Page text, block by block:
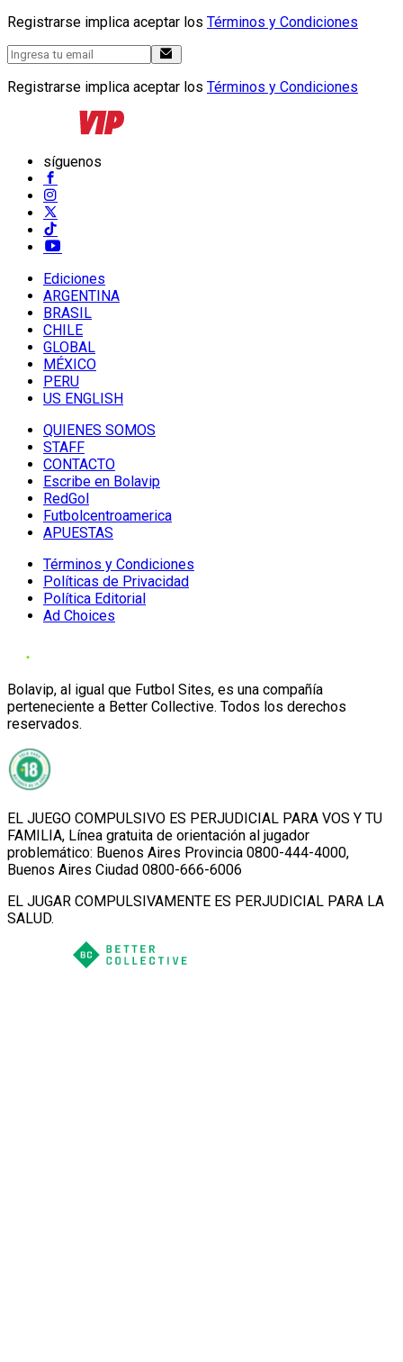
Registrarse implica aceptar los Términos y Condiciones
Registrarse implica aceptar los Términos y Condiciones
síguenos
Ediciones
ARGENTINA
BRASIL
CHILE
GLOBAL
MÉXICO
PERU
US ENGLISH
QUIENES SOMOS
STAFF
CONTACTO
Escribe en Bolavip
RedGol
Futbolcentroamerica
APUESTAS
Términos y Condiciones
Políticas de Privacidad
Política Editorial
Ad Choices
Bolavip, al igual que Futbol Sites, es una compañía
perteneciente a Better Collective. Todos los derechos
reservados.
EL JUEGO COMPULSIVO ES PERJUDICIAL PARA VOS Y TU
FAMILIA, Línea gratuita de orientación al jugador
problemático: Buenos Aires Provincia 0800-444-4000,
Buenos Aires Ciudad 0800-666-6006
EL JUGAR COMPULSIVAMENTE ES PERJUDICIAL PARA LA
SALUD.